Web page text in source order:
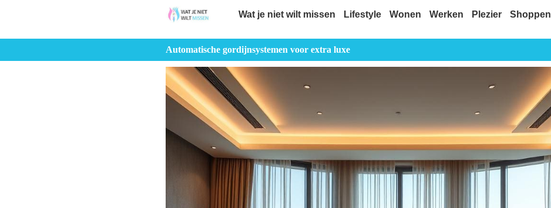
Wat je niet wilt missen Lifestyle Wonen Werken Plezier Shoppen
Automatische gordijnsystemen voor extra luxe